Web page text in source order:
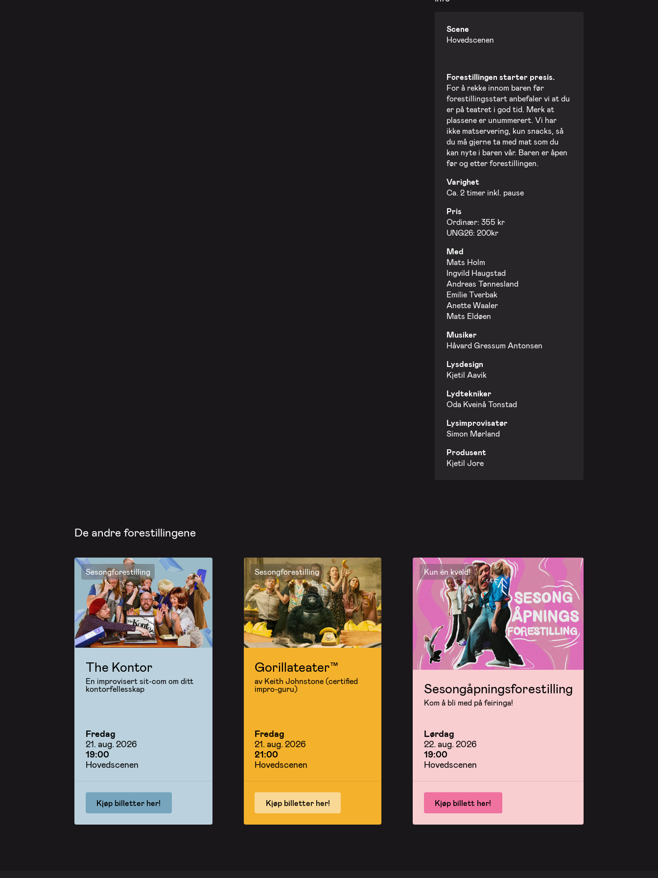
19. nov. 2026 - Torsdag
Scene
Hovedscenen
Forestillingen starter presis.
For å rekke innom baren før
forestillingsstart anbefaler vi at du
er på teatret i god tid. Merk at
plassene er unummerert. Vi har
ikke matservering, kun snacks, så
du må gjerne ta med mat som du
kan nyte i baren vår. Baren er åpen
før og etter forestillingen.
Varighet
Ca. 2 timer inkl. pause
Pris
Ordinær: 355 kr
UNG26: 200kr
Med
Mats Holm
Ingvild Haugstad
Andreas Tønnesland
Emilie Tverbak
Anette Waaler
Mats Eldøen
Musiker
Håvard Gressum Antonsen
Lysdesign
Kjetil Aavik
Lydtekniker
Oda Kveinå Tonstad
Lysimprovisatør
Simon Mørland
Produsent
Kjetil Jore
De andre forestillingene
Sesongforestilling
The Kontor
En improvisert sit-com om ditt
kontorfellesskap
Fredag
21. aug. 2026
19:00
Hovedscenen
Kjøp billetter her!
Sesongforestilling
Gorillateater™
av Keith Johnstone (certified
impro-guru)
Fredag
21. aug. 2026
21:00
Hovedscenen
Kjøp billetter her!
Kun én kveld!
Sesongåpningsforestilling
Kom å bli med på feiringa!
Lørdag
22. aug. 2026
19:00
Hovedscenen
Kjøp billett her!